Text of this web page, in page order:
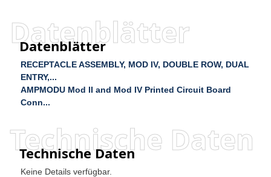
Datenblätter
Datenblätter
RECEPTACLE ASSEMBLY, MOD IV, DOUBLE ROW, DUAL
ENTRY,...
AMPMODU Mod II and Mod IV Printed Circuit Board
Conn...
Technische Daten
Technische Daten
Keine Details verfügbar.